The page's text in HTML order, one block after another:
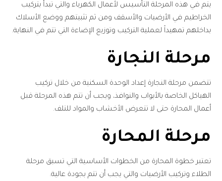
يتم في هذه المرحلة التأسيس لأعمال الكهرباء والتي تبدأ بتركيب
الخراطيم في الأرضيات والأسقف ومن ثم تثبيتهم ووضع الأسلاك
بداخلهم تمهيداً لعملية التركيب وتوزيع الإضاءة التي تتم في النهاية.
مرحلة النجارة
تتضمن مرحلة النجارة إعداد الوحدة السكنية من خلال تركيب
الهياكل الخاصة بالأبواب والنوافذ، ويجب أن تتم هذه المرحلة قبل
أعمال المحارة حتى لا تتعرض الأخشاب والمواد للتلف.
مرحلة المحارة
تعتبر خطوة المحارة من الخطوات الأساسية التي تسبق مرحلة
الطلاء وتركيب الأرضيات والتي يجب أن تتم بجودة عالية.